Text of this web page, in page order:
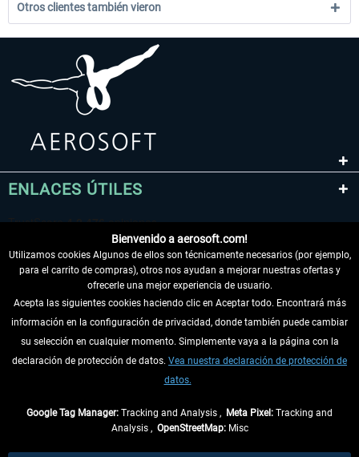
Otros clientes también vieron
ENLACES ÚTILES
DESISTIR DEL CONTRATO
INFORMACIÓN
Bienvenido a aerosoft.com!
Utilizamos cookies Algunos de ellos son técnicamente necesarios (por ejemplo,
para el carrito de compras), otros nos ayudan a mejorar nuestras ofertas y
ofrecerle una mejor experiencia de usuario.
Acepta las siguientes cookies haciendo clic en Aceptar todo. Encontrará más
información en la configuración de privacidad, donde también puede cambiar
su selección en cualquier momento. Simplemente vaya a la página con la
declaración de protección de datos. Vea nuestra declaración de protección de
datos.
Google Tag Manager: Tracking and Analysis , Meta Pixel: Tracking and
Analysis , OpenStreetMap:Misc